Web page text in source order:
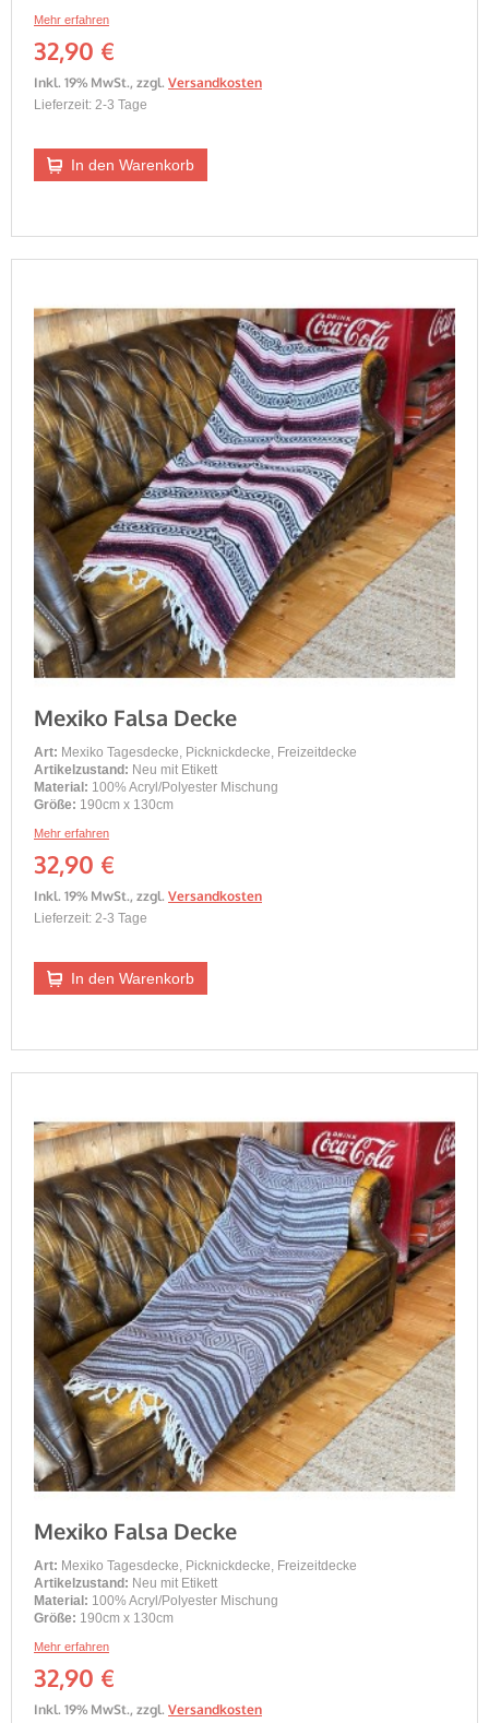
Mehr erfahren
32,90 €
Inkl. 19% MwSt., zzgl. Versandkosten
Lieferzeit: 2-3 Tage
In den Warenkorb
Mexiko Falsa Decke
Art: Mexiko Tagesdecke, Picknickdecke, Freizeitdecke
Artikelzustand: Neu mit Etikett
Material: 100% Acryl/Polyester Mischung
Größe: 190cm x 130cm
Mehr erfahren
32,90 €
Inkl. 19% MwSt., zzgl. Versandkosten
Lieferzeit: 2-3 Tage
In den Warenkorb
Mexiko Falsa Decke
Art: Mexiko Tagesdecke, Picknickdecke, Freizeitdecke
Artikelzustand: Neu mit Etikett
Material: 100% Acryl/Polyester Mischung
Größe: 190cm x 130cm
Mehr erfahren
32,90 €
Inkl. 19% MwSt., zzgl. Versandkosten